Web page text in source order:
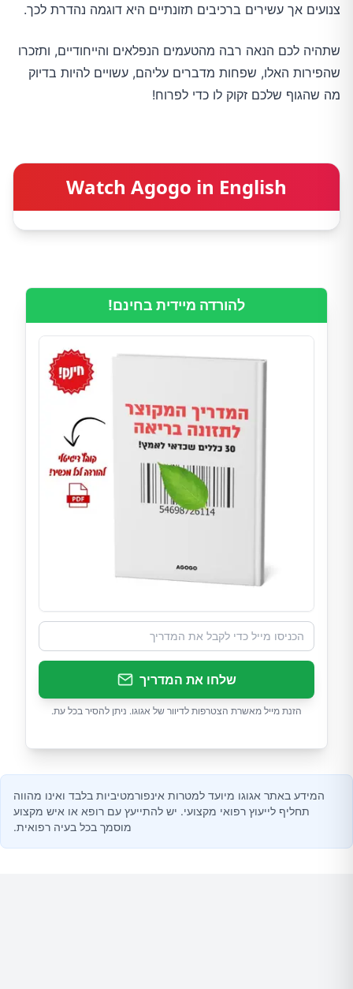
צנועים אך עשירים ברכיבים תזונתיים היא דוגמה נהדרת לכך.
שתהיה לכם הנאה רבה מהטעמים הנפלאים והייחודיים, ותזכרו
שהפירות האלו, שפחות מדברים עליהם, עשויים להיות בדיוק
מה שהגוף שלכם זקוק לו כדי לפרוח!
Watch Agogo in English
להורדה מיידית בחינם!
שלחו את המדריך
הזנת מייל מאשרת הצטרפות לדיוור של אגוגו. ניתן להסיר בכל עת.
המידע באתר אגוגו מיועד למטרות אינפורמטיביות בלבד ואינו מהווה
תחליף לייעוץ רפואי מקצועי. יש להתייעץ עם רופא או איש מקצוע
מוסמך בכל בעיה רפואית.